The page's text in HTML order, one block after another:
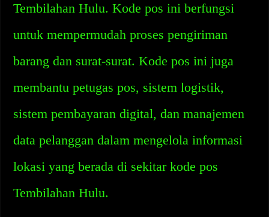
Tembilahan Hulu. Kode pos ini berfungsi
untuk mempermudah proses pengiriman
barang dan surat-surat. Kode pos ini juga
membantu petugas pos, sistem logistik,
sistem pembayaran digital, dan manajemen
data pelanggan dalam mengelola informasi
lokasi yang berada di sekitar kode pos
Tembilahan Hulu.